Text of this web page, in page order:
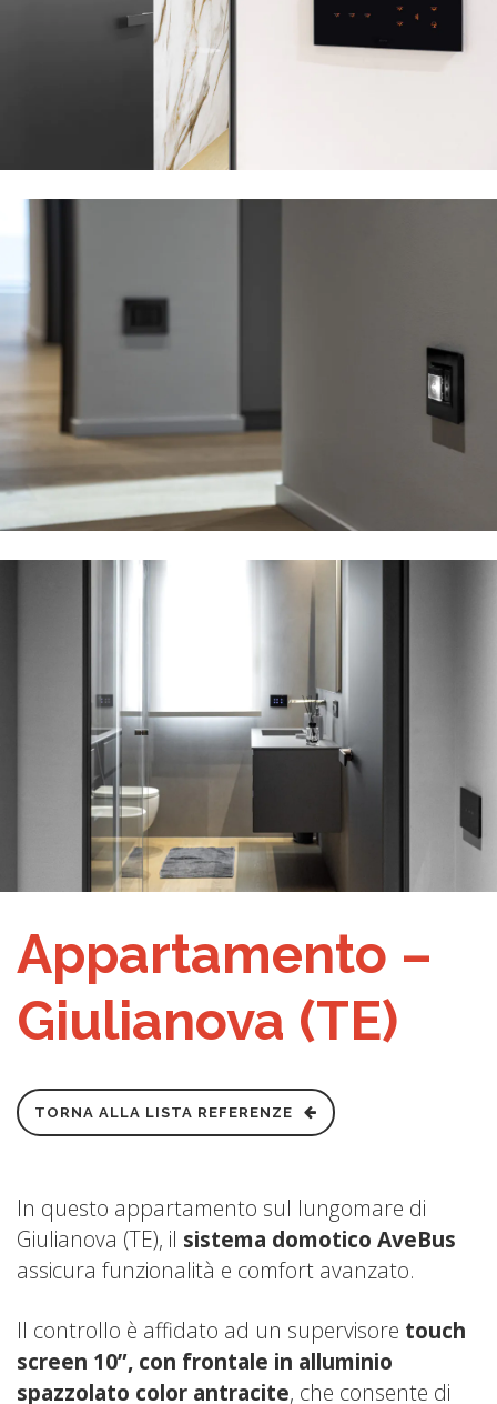
Appartamento –
Giulianova (TE)
TORNA ALLA LISTA REFERENZE
In questo appartamento sul lungomare di
Giulianova (TE), il sistema domotico AveBus
assicura funzionalità e comfort avanzato.
Il controllo è affidato ad un supervisore touch
screen 10”, con frontale in alluminio
spazzolato color antracite, che consente di